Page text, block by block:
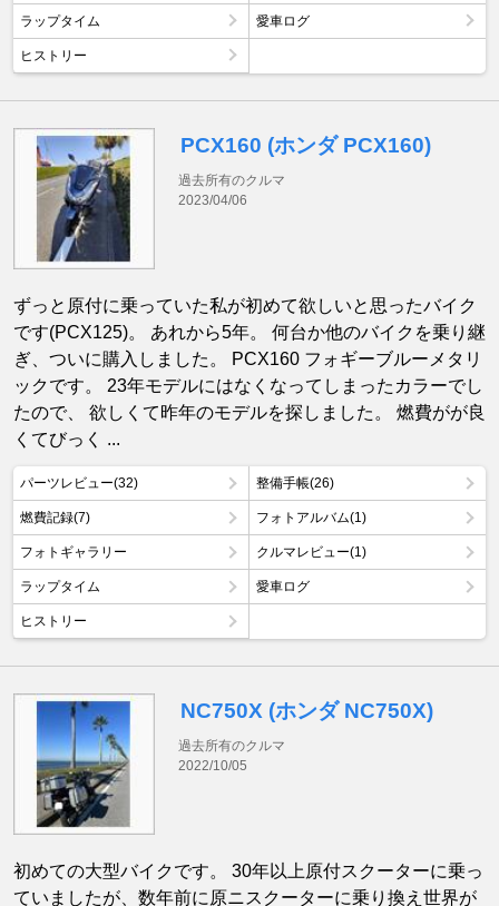
ラップタイム 愛車ログ
ヒストリー
PCX160 (ホンダ PCX160)
過去所有のクルマ
2023/04/06
ずっと原付に乗っていた私が初めて欲しいと思ったバイク
です(PCX125)。 あれから5年。 何台か他のバイクを乗り継
ぎ、ついに購入しました。 PCX160 フォギーブルーメタリ
ックです。 23年モデルにはなくなってしまったカラーでし
たので、 欲しくて昨年のモデルを探しました。 燃費がが良
くてびっく ...
パーツレビュー(32) 整備手帳(26)
燃費記録(7) フォトアルバム(1)
フォトギャラリー クルマレビュー(1)
ラップタイム 愛車ログ
ヒストリー
NC750X (ホンダ NC750X)
過去所有のクルマ
2022/10/05
初めての大型バイクです。 30年以上原付スクーターに乗っ
ていましたが、数年前に原ニスクーターに乗り換え世界が